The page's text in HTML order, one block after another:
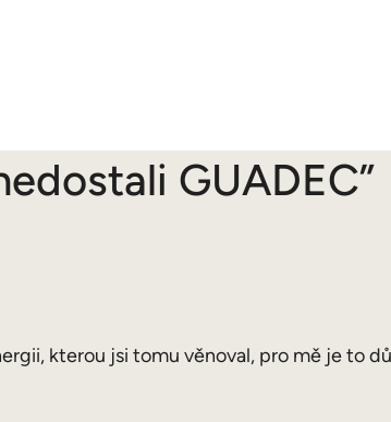
GUADEC”
kterou jsi tomu věnoval, pro mě je to